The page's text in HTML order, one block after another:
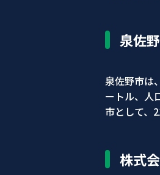
泉佐
泉佐野市は
ートル、人
市として、
株式